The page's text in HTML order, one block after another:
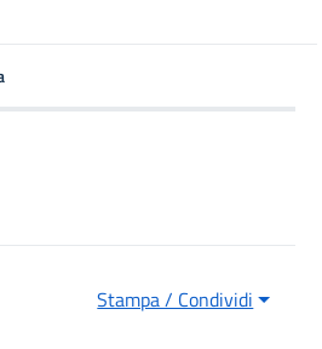
Stampa / Condividi